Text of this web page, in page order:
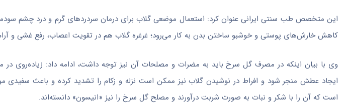
این متخصص طب سنتی ایرانی عنوان کرد: استعمال موضعی گلاب برای درمان سردردهای گرم و درد چشم
کاهش خارش‌های پوستی و خوشبو ساختن بدن به کار می‌رود؛ غرغره گلاب هم در تقویت اعصاب، رفع غشی و
وی با بیان اینکه در مصرف گل سرخ باید به مضرات و مصلحات آن نیز توجه داشت، ادامه داد:
ایجاد عطش منجر شود و افراط در نوشیدن گلاب نیز ممکن است نزله و زکام را تشدید کرده و باعث سفیدی
است که آن را با شکر و نبات به صورت شربت درآورند و مصلح گل سرخ را نیز «انیسون» دانسته‌اند.